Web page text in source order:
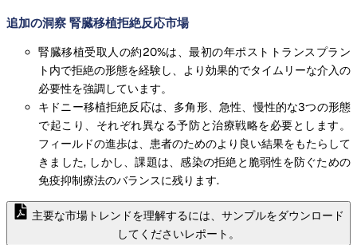
追加の洞察 腎臓移植拒絶反応市場
腎臓移植受取人の約20%は、最初の年ポストトランスプラン
ト内で拒絶の形態を経験し、より効果的でタイムリーな介入の
必要性を強調しています。
キドニー移植拒絶反応は、多角形、急性、慢性的な3つの形態
で起こり、それぞれ異なる予防と治療戦略を必要とします。
フィールドの進歩は、患者のためのより良い結果をもたらして
きました, しかし、課題は、感染の拒絶と脆弱性を防ぐための
免疫抑制療法のバランスに残ります.
主要な市場トレンドを理解するには、サンプルをダウンロード
してくださいレポート。